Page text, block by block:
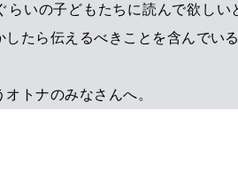
らいの子どもたちに読んで欲し
たら伝えるべきことを含んでい
トナのみなさんへ。